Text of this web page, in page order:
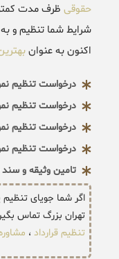
حقوقی ظرف مدت
شرایط شما تنظیم و
اکنون به عنوان
درخواست تنظیم
درخواست تنظیم
درخواست تنظیم
درخواست تنظیم
تامین وثیقه و سند
اگر شما جویای
تهران بزرگ تماس
تنظیم قرارداد ،